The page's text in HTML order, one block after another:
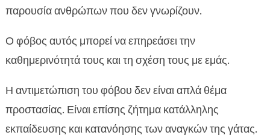
 Κίνδυνοι για τις γάτες όταν φοβούνται τους
 Πώς να προσεγγίσουμε μια φοβισμένη γάτα

Αποτελεσματικές προσεγγίσεις για την
 Προστασία της γάτας από εξωτερικούς
παράγοντες
 Πώς να κάνουμε τη γάτα μας να νιώσει
παρουσία ανθρώπων που δεν γνωρίζουν.
Ο φόβος αυτός μπορεί να επηρεάσει την
καθημερινότητά τους και τη σχέση τους με εμάς.
Η αντιμετώπιση του φόβου δεν είναι απλά θέμα
προστασίας. Είναι επίσης ζήτημα κατάλληλης
εκπαίδευσης και κατανόησης των αναγκών της γάτας.